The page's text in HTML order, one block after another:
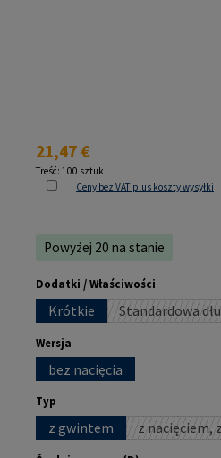
Cena regularna:
21,47 €
Treść: 100 sztuk
Ceny bez VAT plus koszty wysyłki
Powyżej 20 na stanie
Wybierz
Dodatki / Właściwości
Krótkie Standardowa
(Ta
Wybierz
Wersja
bez nacięcia
Wybierz
Typ
z gwintem z nacięciem,